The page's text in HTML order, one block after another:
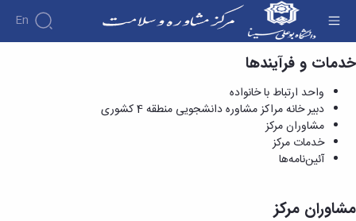
En
اهداف
وظایف
مدیریت
آشنایی
با
اجرایی
طرح
مسیر
بروشورهای
علمی
آموزشی
مشاوران مرکز - مرکز مشاوره و سبک زندگی
خدمات و فرآیندها
واحد ارتباط با خانواده
دبیر خانه مراکز مشاوره دانشجویی منطقه 4 کشوری
مشاوران مرکز
خدمات مرکز
آئین‌نامه‌ها
مشاوران مرکز